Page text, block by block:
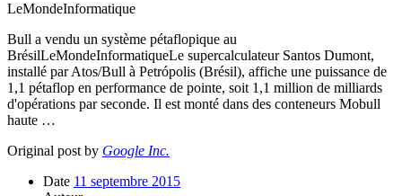
LeMondeInformatique
Bull a vendu un système pétaflopique au
BrésilLeMondeInformatiqueLe supercalculateur Santos Dumont,
installé par Atos/Bull à Petrópolis (Brésil), affiche une puissance de
1,1 pétaflop en performance de pointe, soit 1,1 million de milliards
d'opérations par seconde. Il est monté dans des conteneurs Mobull
haute …
Original post by Google Inc.
Date 11 septembre 2015